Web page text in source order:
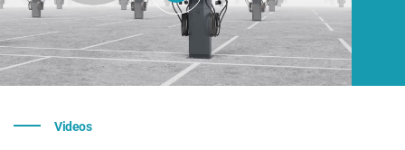
Videos